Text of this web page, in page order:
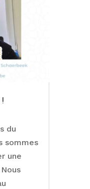
du
sommes
une